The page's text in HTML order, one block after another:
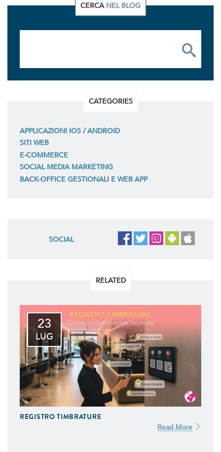
CERCA NEL BLOG
CATEGORIES
APPLICAZIONI IOS / ANDROID
SITI WEB
E-COMMERCE
SOCIAL MEDIA MARKETING
BACK-OFFICE GESTIONALI E WEB APP
SOCIAL
RELATED
23
LUG
REGISTRO TIMBRATURE
Read More